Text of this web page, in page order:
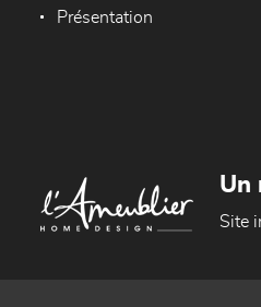
Présentation
Un
Site